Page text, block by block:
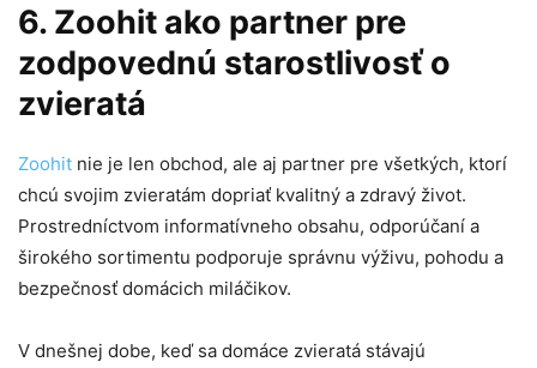
6. Zoohit ako partner pre
zodpovednú starostlivosť o
zvieratá
Zoohit nie je len obchod, ale aj partner pre všetkých, ktorí
chcú svojim zvieratám dopriať kvalitný a zdravý život.
Prostredníctvom informatívneho obsahu, odporúčaní a
širokého sortimentu podporuje správnu výživu, pohodu a
bezpečnosť domácich miláčikov.
V dnešnej dobe, keď sa domáce zvieratá stávajú